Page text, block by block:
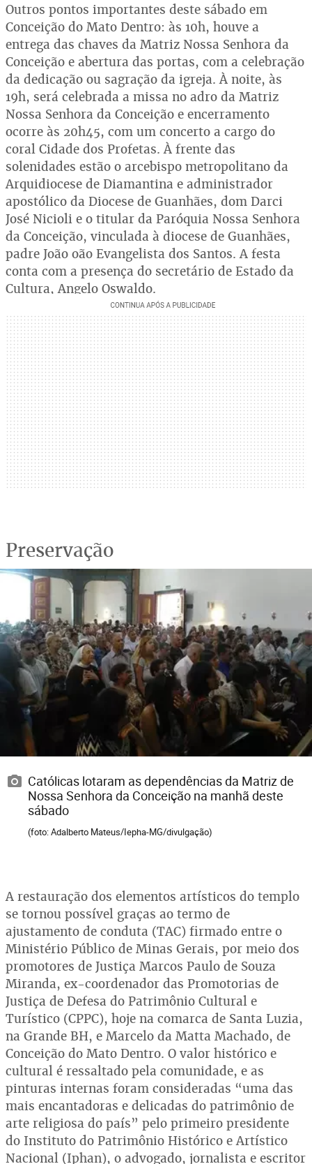
Outros pontos importantes deste sábado em
Conceição do Mato Dentro: às 10h, houve a
entrega das chaves da Matriz Nossa Senhora da
Conceição e abertura das portas, com a celebração
da dedicação ou sagração da igreja. À noite, às
19h, será celebrada a missa no adro da Matriz
Nossa Senhora da Conceição e encerramento
ocorre às 20h45, com um concerto a cargo do
coral Cidade dos Profetas. À frente das
solenidades estão o arcebispo metropolitano da
Arquidiocese de Diamantina e administrador
apostólico da Diocese de Guanhães, dom Darci
José Nicioli e o titular da Paróquia Nossa Senhora
da Conceição, vinculada à diocese de Guanhães,
padre João oão Evangelista dos Santos. A festa
conta com a presença do secretário de Estado da
Cultura, Angelo Oswaldo.
Preservação
Católicas lotaram as dependências da Matriz de
Nossa Senhora da Conceição na manhã deste
sábado
(foto: Adalberto Mateus/Iepha-MG/divulgação)
A restauração dos elementos artísticos do templo
se tornou possível graças ao termo de
ajustamento de conduta (TAC) firmado entre o
Ministério Público de Minas Gerais, por meio dos
promotores de Justiça Marcos Paulo de Souza
Miranda, ex-coordenador das Promotorias de
Justiça de Defesa do Patrimônio Cultural e
Turístico (CPPC), hoje na comarca de Santa Luzia,
na Grande BH, e Marcelo da Matta Machado, de
Conceição do Mato Dentro. O valor histórico e
cultural é ressaltado pela comunidade, e as
pinturas internas foram consideradas “uma das
mais encantadoras e delicadas do patrimônio de
arte religiosa do país” pelo primeiro presidente
do Instituto do Patrimônio Histórico e Artístico
Nacional (Iphan), o advogado, jornalista e escritor